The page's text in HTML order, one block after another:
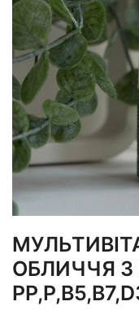
ОБЛИЧЧЯ З